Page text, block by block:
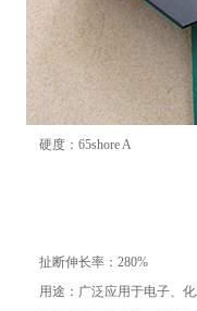
硬度：65shore A
扯断伸长率：280%
用途：广泛应用于电子、